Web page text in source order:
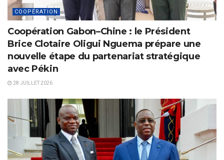
COOPÉRATION
Coopération Gabon–Chine : le Président
Brice Clotaire Oligui Nguema prépare une
nouvelle étape du partenariat stratégique
avec Pékin
28 JUILLET 2026